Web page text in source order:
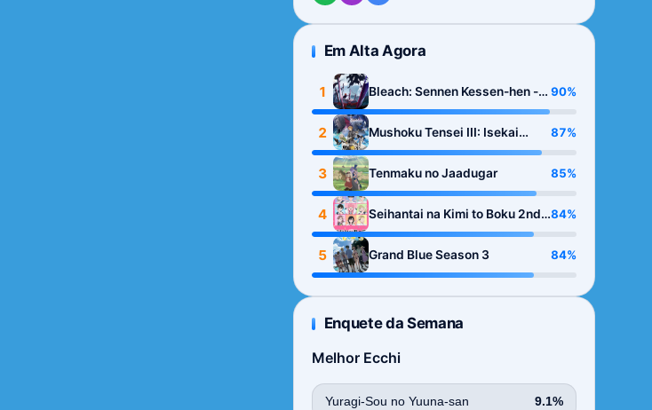
Em Alta Agora
1
Bleach: Sennen Kessen-hen -
Kashin-tan
90%
2
Mushoku Tensei III: Isekai
Ittara Honki Dasu
87%
3 Tenmaku no Jaadugar 85%
4
Seihantai na Kimi to Boku 2nd
Season
84%
5 Grand Blue Season 3 84%
Enquete da Semana
Melhor Ecchi
Yuragi-Sou no Yuuna-san 9.1%